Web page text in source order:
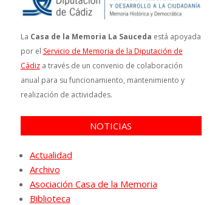
La Casa de la Memoria La Sauceda está apoyada
por el Servicio de Memoria de la Diputación de
Cádiza través de un convenio de colaboración
anual para su funcionamiento, mantenimiento y
realización de actividades.
NOTICIAS
Actualidad
Archivo
Asociación Casa de la Memoria
Biblioteca